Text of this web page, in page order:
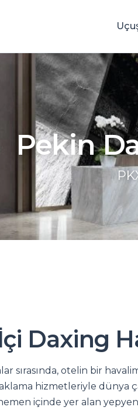
Pekin
Daxing
sırasında, otelin bir
hizmetleriyle dünya
içinde yer alan